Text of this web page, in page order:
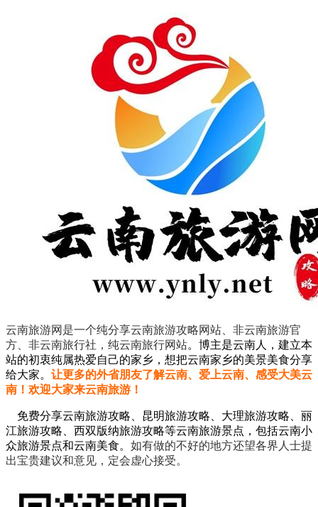
云南旅游网是一个纯分享云南旅游攻略网站、非云南旅游官
方、非云南旅行社，纯云南旅行网站。 博主是云南人，建立本
站的初衷纯属热爱自己的家乡，想把云南家乡的美景美食分享
给大家。 让更多的外省朋友了解云南、爱上云南、感受大美云
南！欢迎大家来云南旅游！
免费分享云南旅游攻略、昆明旅游攻略、大理旅游攻略、丽
江旅游攻略、西双版纳旅游攻略等云南旅游景点，包括云南小
众旅游景点和云南美食。 如有做的不好的地方还望各界人士提
出宝贵建议和意见，定会虚心接受。